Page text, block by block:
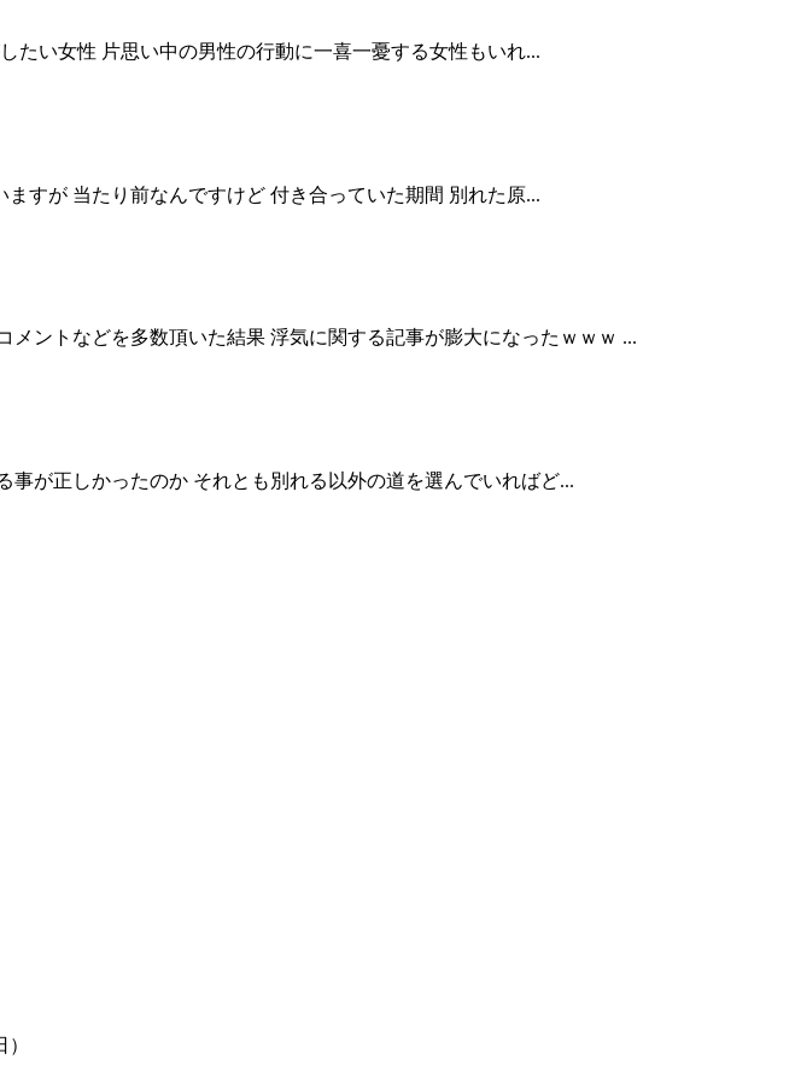
たい女性 片思い中の男性の行動に一喜一憂する女性もいれ...
すが 当たり前なんですけど 付き合っていた期間 別れた原...
ントなどを多数頂いた結果 浮気に関する記事が膨大になったｗｗｗ ...
が正しかったのか それとも別れる以外の道を選んでいればど...